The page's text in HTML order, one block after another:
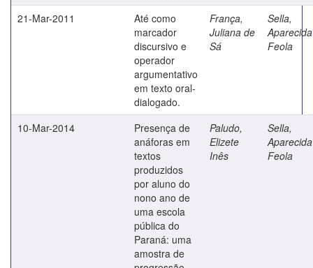
21-Mar-2011
Até como
marcador
discursivo e
operador
argumentativo
em texto oral-
dialogado.
França,
Juliana de
Sá
Sella,
Aparecida
Feola
10-Mar-2014
Presença de
anáforas em
textos
produzidos
por aluno do
nono ano de
uma escola
pública do
Paraná: uma
amostra de
Paludo,
Elizete
Inês
Sella,
Aparecida
Feola